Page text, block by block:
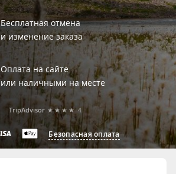
Бесплатная отмена
и изменение заказа
Оплата на сайте
или наличными на месте
Безопасная оплата
TripAdvisor ★★★★ 4